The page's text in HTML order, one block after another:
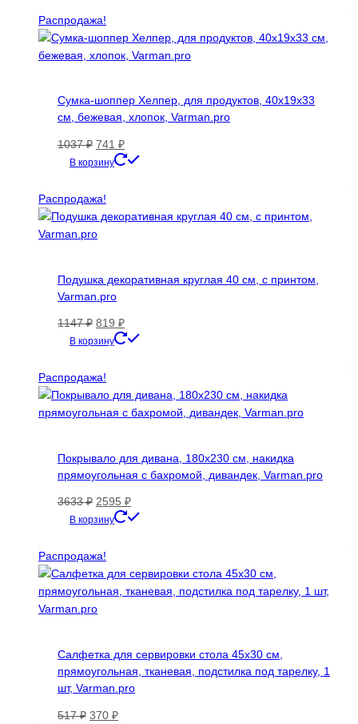
629 ₽.
Распродажа!
Сумка-шоппер Хелпер, для продуктов, 40х19х33
см, бежевая, хлопок, Varman.pro
1037₽ Первоначальная
цена
1037 ₽.
741 ₽Текущая
цена:
В корзину
Распродажа!
Подушка декоративная круглая 40 см, с принтом,
Varman.pro
1147₽ Первоначальная
цена
1147 ₽.
819 ₽Текущая
цена:
В корзину
Распродажа!
Покрывало для дивана, 180х230 см, накидка
прямоугольная с бахромой, дивандек, Varman.pro
3633₽ Первоначальная
цена
3633 ₽.
2595 ₽Текущая
цена:
В корзину
Распродажа!
Салфетка для сервировки стола 45х30 см,
прямоугольная, тканевая, подстилка под тарелку, 1
шт, Varman.pro
517₽ Первоначальная
370 ₽Текущая